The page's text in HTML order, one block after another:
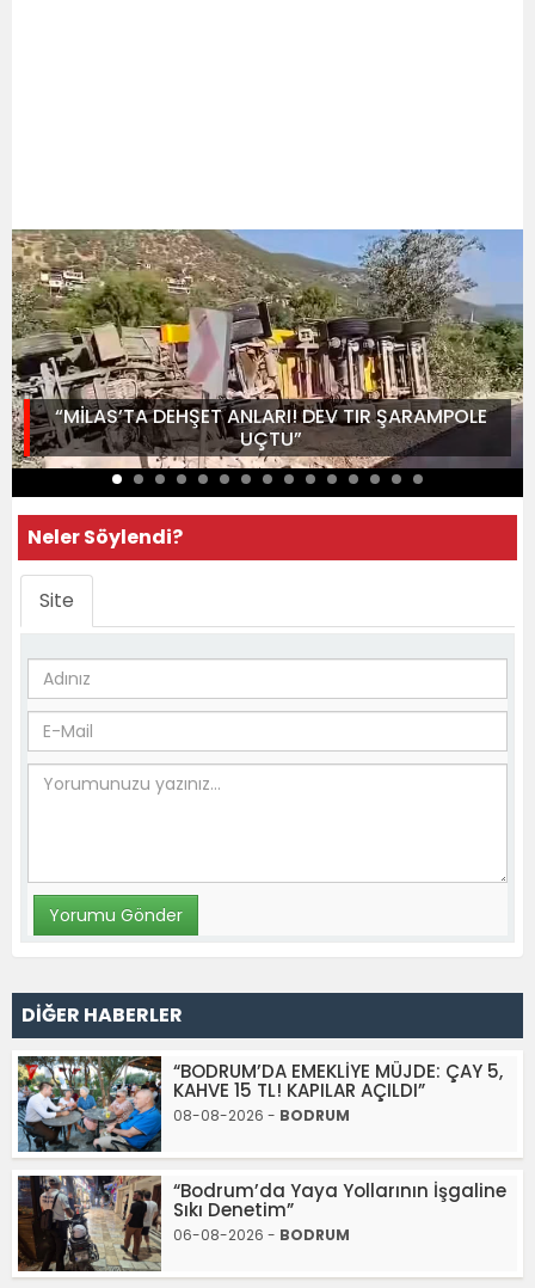
“MİLAS’TA DEHŞET ANLARI! DEV TIR ŞARAMPOLE
UÇTU”
Neler Söylendi?
Site
DİĞER HABERLER
“BODRUM’DA EMEKLİYE MÜJDE: ÇAY 5,
KAHVE 15 TL! KAPILAR AÇILDI”
08-08-2026 - BODRUM
“Bodrum’da Yaya Yollarının İşgaline
Sıkı Denetim”
06-08-2026 - BODRUM